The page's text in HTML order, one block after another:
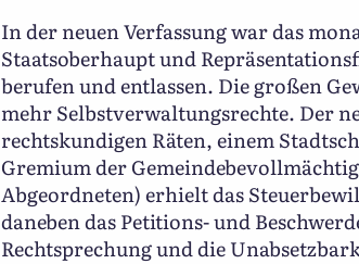
In der neuen Verfassung war das
Staatsoberhaupt und
berufen und entlassen. Die großen
mehr Selbstverwaltungsrechte. Der
rechtskundigen Räten, einem
Gremium der
Abgeordneten) erhielt das
daneben das Petitions- und
Rechtsprechung und die